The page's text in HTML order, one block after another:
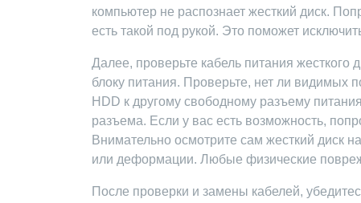
компьютер не распознает жесткий диск.
есть такой под рукой. Это поможет
Далее, проверьте кабель питания жесткого
блоку питания. Проверьте, нет ли видимых
HDD к другому свободному разъему
разъема. Если у вас есть возможность,
Внимательно осмотрите сам жесткий диск
или деформации. Любые физические
После проверки и замены кабелей,